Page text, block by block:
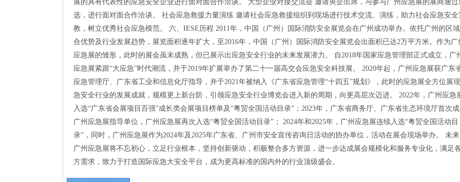
展的具有代表性的应急安全企业进行面对面合作洽谈。 大型企业对接交流会 邀请央企出席，与参与广州应急展的展商通过
选，进行面对面合作洽谈。 社会应急救援力量演练 邀请社会应急救援组织到现场进行技术交流、演练，助力社会应急安全
教，树立优秀社会应急模范。 六、IESE历程 2011年，中国（广州）国际消防安全展览会在广州成功举办。依托广州的区
合优势及行业发展趋势，展览面积逐年扩大，至2016年，中国（广州）国际消防安全展览会出面积已达2万平方米。作为广
应急展的雏形，此时的展会虽未成熟，但已展示出应急安全行业的未来发展潜力。 自2018年国家应急管理部正式成立，广
应急展紧跟“大应急”时代潮流，并于2019年扩展举办了第二十一届高交会应急安全科技展。 2020年起，广州应急展获广东
应急管理厅、广东省工业和信息化厅指导，并于2021年被纳入《广东省应急管理“十四五”规划》，此时的应急展全方位展
急安全行业的发展成就，规模更上新台阶，引领应急安全行业博览会进入新的周期，向更高层次迈进。 2022年，广州应急
入选“广东省会展项目百强”成长类会展项目榜单及“粤贸全国活动目录”；2023年，广东省商务厅、广东省生态环境厅首次
广州应急展指导单位，广州应急展再次入选“粤贸全国活动目录”； 2024年和2025年，广州应急展连续入选“粤贸全国活动目
录”，同时，广州应急展作为2024年及2025年广东省、广州市安全宣传咨询日活动的协办单位，活动在展会现场举办。 未来
广州应急展将不忘初心，立足行业根本，坚持创新驱动，积极整合多方资源，进一步达成展会规模化和服务专业化，满足
方需求，致力于打造国际应急大安全平台，成为更高标准的国内外的行业顶级盛会。